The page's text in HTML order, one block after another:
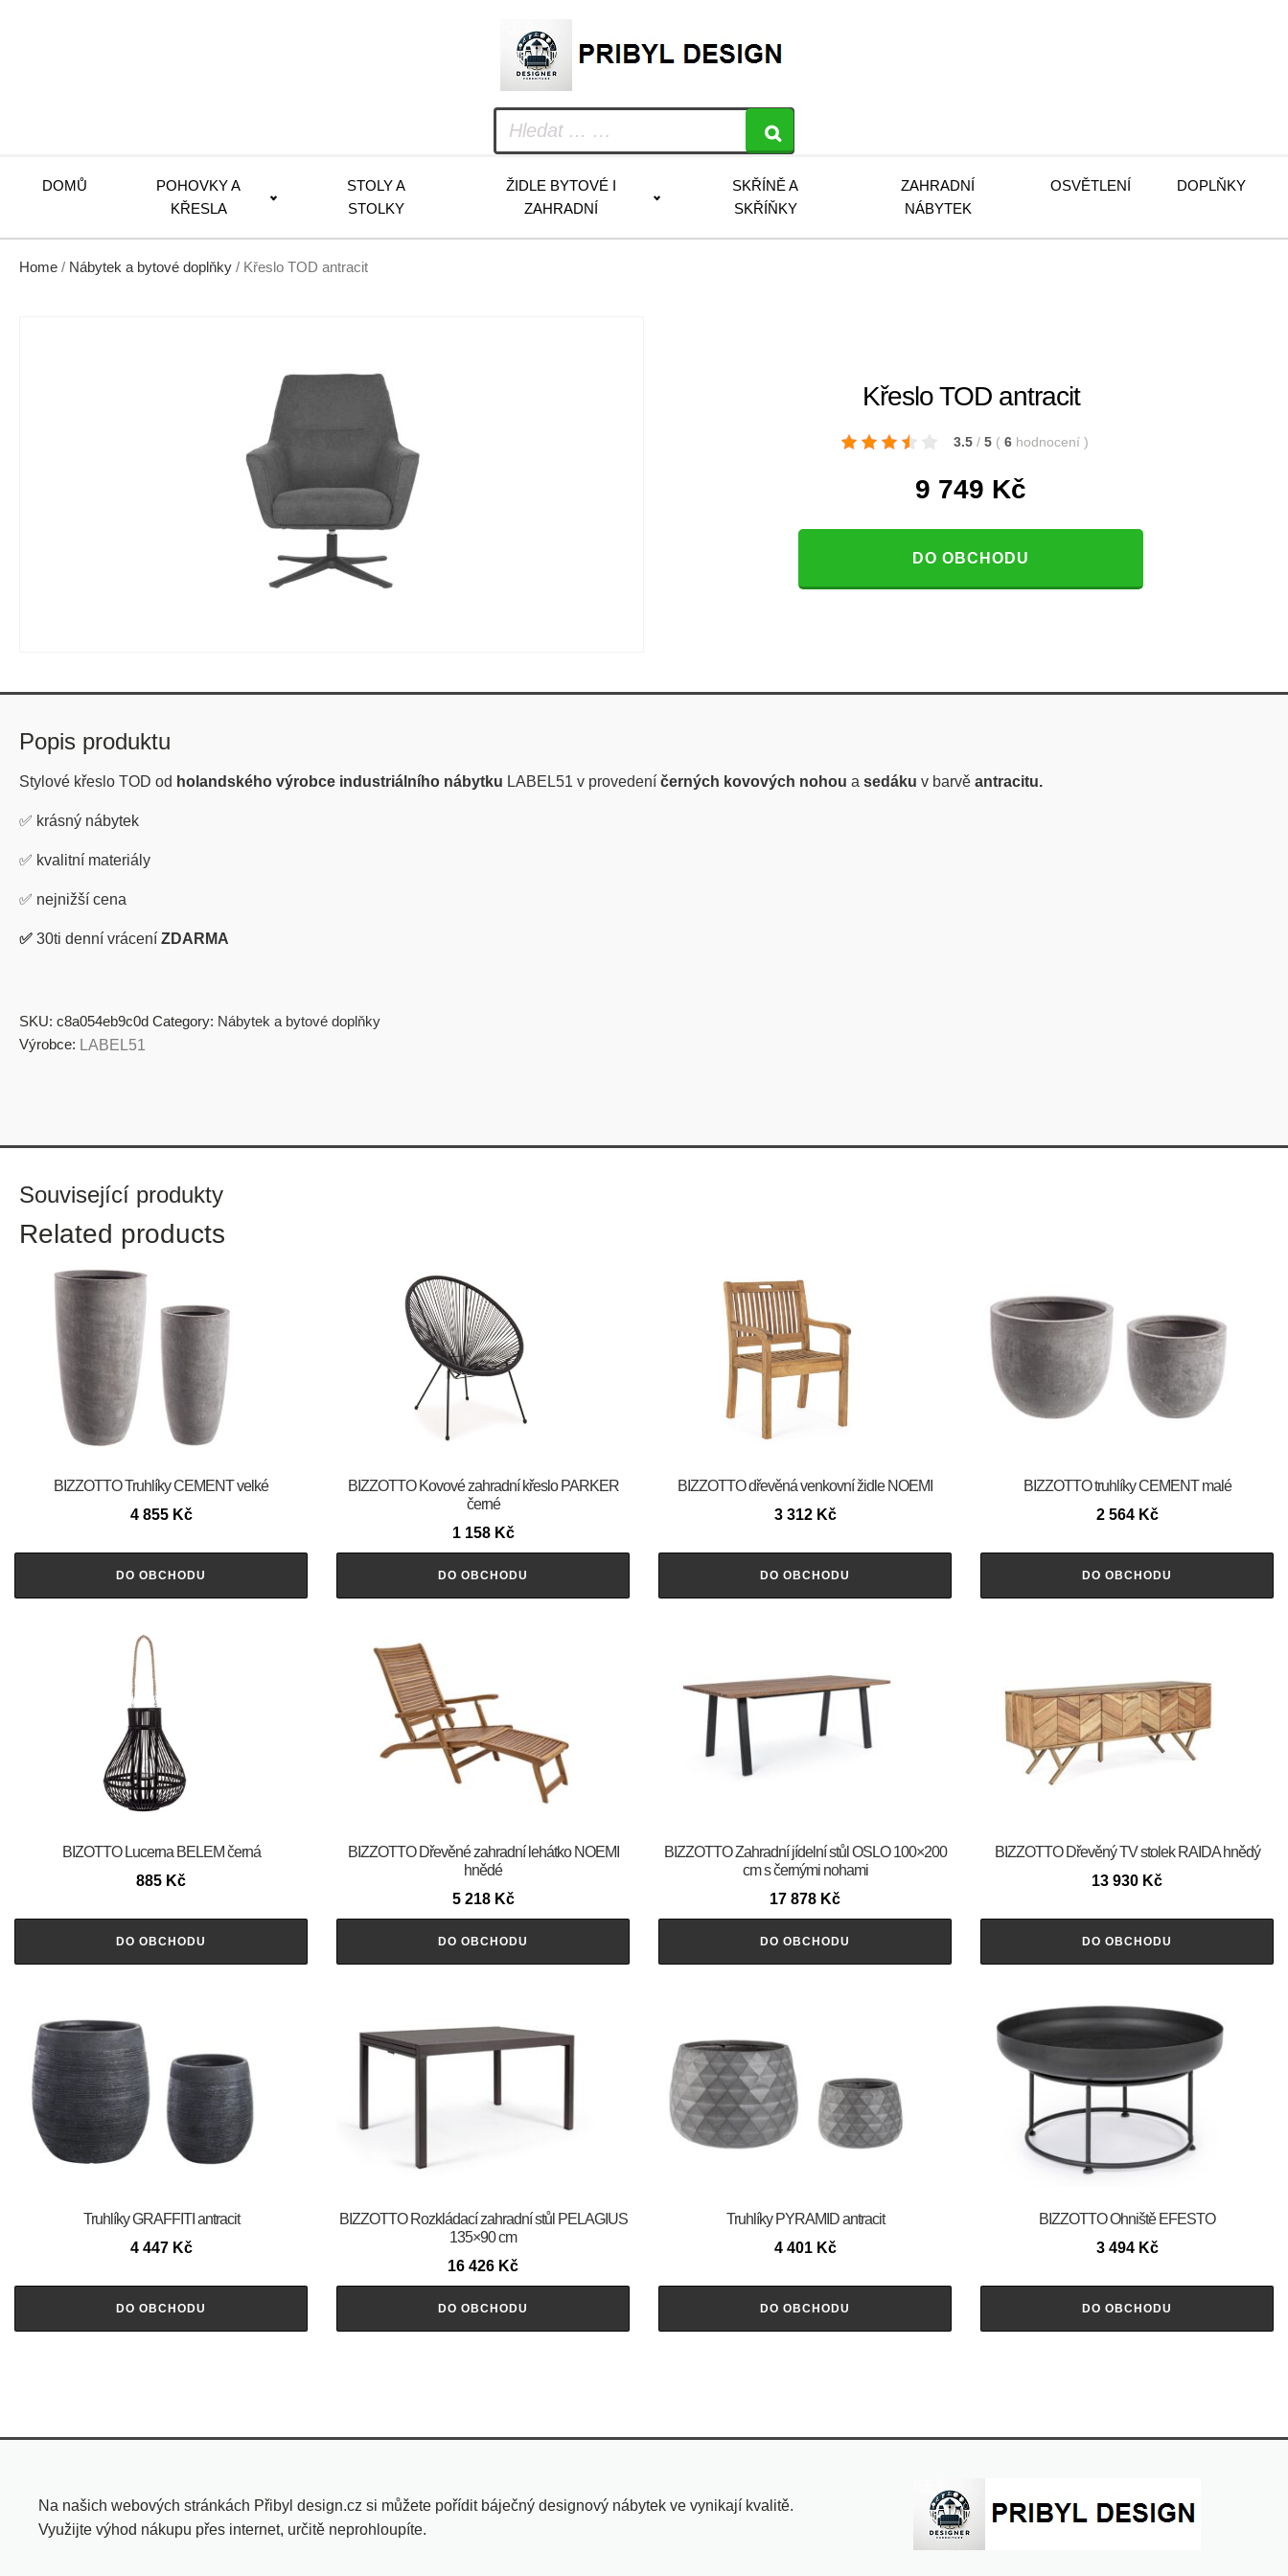
DOMŮ
POHOVKY A
KŘESLA
STOLY A
STOLKY
ŽIDLE BYTOVÉ I
ZAHRADNÍ
SKŘÍNĚ A
SKŘÍŇKY
ZAHRADNÍ
NÁBYTEK
OSVĚTLENÍ DOPLŇKY
Home / Nábytek a bytové doplňky / Křeslo TOD antracit
Křeslo TOD antracit
3.5 / 5 ( 6 hodnocení )
9 749 Kč
DO OBCHODU
Popis produktu
Stylové křeslo TOD od holandského výrobce industriálního nábytku LABEL51 v provedení černých kovových nohou a sedáku v barvě antracitu.
✅ krásný nábytek
✅ kvalitní materiály
✅ nejnižší cena
✅ 30ti denní vrácení ZDARMA
SKU: c8a054eb9c0d Category: Nábytek a bytové doplňky
Výrobce: LABEL51
Související produkty
Related products
BIZZOTTO Truhlíky CEMENT velké
4 855 Kč
DO OBCHODU
BIZZOTTO Kovové zahradní křeslo PARKER
černé
1 158 Kč
DO OBCHODU
BIZZOTTO dřevěná venkovní židle NOEMI
3 312 Kč
DO OBCHODU
BIZZOTTO truhlíky CEMENT malé
2 564 Kč
DO OBCHODU
BIZOTTO Lucerna BELEM černá
885 Kč
DO OBCHODU
BIZZOTTO Dřevěné zahradní lehátko NOEMI
hnědé
5 218 Kč
DO OBCHODU
BIZZOTTO Zahradní jídelní stůl OSLO 100×200
cm s černými nohami
17 878 Kč
DO OBCHODU
BIZZOTTO Dřevěný TV stolek RAIDA hnědý
13 930 Kč
DO OBCHODU
Truhlíky GRAFFITI antracit
4 447 Kč
DO OBCHODU
BIZZOTTO Rozkládací zahradní stůl PELAGIUS
135×90 cm
16 426 Kč
DO OBCHODU
Truhlíky PYRAMID antracit
4 401 Kč
DO OBCHODU
BIZZOTTO Ohniště EFESTO
3 494 Kč
DO OBCHODU
Na našich webových stránkách Přibyl design.cz si můžete pořídit báječný designový nábytek ve vynikají kvalitě.
Využijte výhod nákupu přes internet, určitě neprohloupíte.